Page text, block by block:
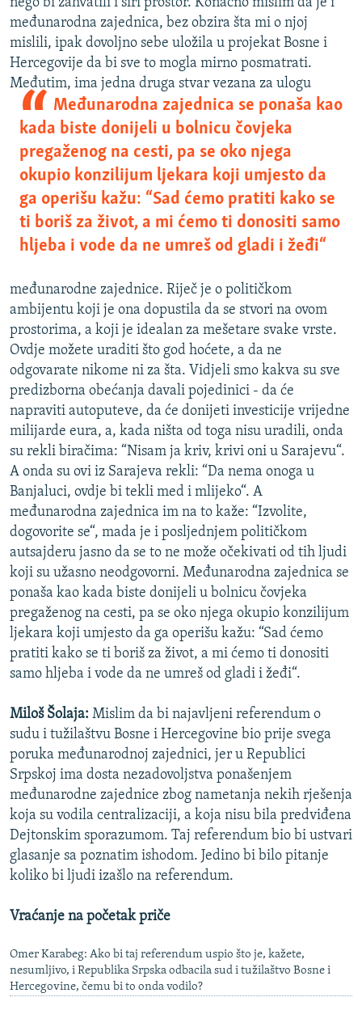
nego bi zahvatili i širi prostor. Konačno mislim da je i
međunarodna zajednica, bez obzira šta mi o njoj
mislili, ipak dovoljno sebe uložila u projekat Bosne i
Hercegovije da bi sve to mogla mirno posmatrati.
Međutim, ima jedna druga stvar vezana za ulog
Međunarodna zajednica se ponaša kao
kada biste donijeli u bolnicu čovjeka
pregaženog na cesti, pa se oko njega
okupio konzilijum ljekara koji umjesto da
ga operišu kažu: “Sad ćemo pratiti kako se
ti boriš za život, a mi ćemo ti donositi samo
hljeba i vode da ne umreš od gladi i žeđi“
u
međunarodne zajednice. Riječ je o političkom
ambijentu koji je ona dopustila da se stvori na ovom
prostorima, a koji je idealan za mešetare svake vrste.
Ovdje možete uraditi što god hoćete, a da ne
odgovarate nikome ni za šta. Vidjeli smo kakva su sve
predizborna obećanja davali pojedinici - da će
napraviti autoputeve, da će donijeti investicije vrijedne
milijarde eura, a, kada ništa od toga nisu uradili, onda
su rekli biračima: “Nisam ja kriv, krivi oni u Sarajevu“.
A onda su ovi iz Sarajeva rekli: “Da nema onoga u
Banjaluci, ovdje bi tekli med i mlijeko“. A
međunarodna zajednica im na to kaže: “Izvolite,
dogovorite se“, mada je i posljednjem političkom
autsajderu jasno da se to ne može očekivati od tih ljudi
koji su užasno neodgovorni. Međunarodna zajednica se
ponaša kao kada biste donijeli u bolnicu čovjeka
pregaženog na cesti, pa se oko njega okupio konzilijum
ljekara koji umjesto da ga operišu kažu: “Sad ćemo
pratiti kako se ti boriš za život, a mi ćemo ti donositi
samo hljeba i vode da ne umreš od gladi i žeđi“.
Miloš Šolaja: Mislim da bi najavljeni referendum o
sudu i tužilaštvu Bosne i Hercegovine bio prije svega
poruka međunarodnoj zajednici, jer u Republici
Srpskoj ima dosta nezadovoljstva ponašenjem
međunarodne zajednice zbog nametanja nekih rješenja
koja su vodila centralizaciji, a koja nisu bila predviđena
Dejtonskim sporazumom. Taj referendum bio bi ustvari
glasanje sa poznatim ishodom. Jedino bi bilo pitanje
koliko bi ljudi izašlo na referendum.
Vraćanje na početak priče
Omer Karabeg: Ako bi taj referendum uspio što je, kažete,
nesumljivo, i Republika Srpska odbacila sud i tužilaštvo Bosne i
Hercegovine, čemu bi to onda vodilo?